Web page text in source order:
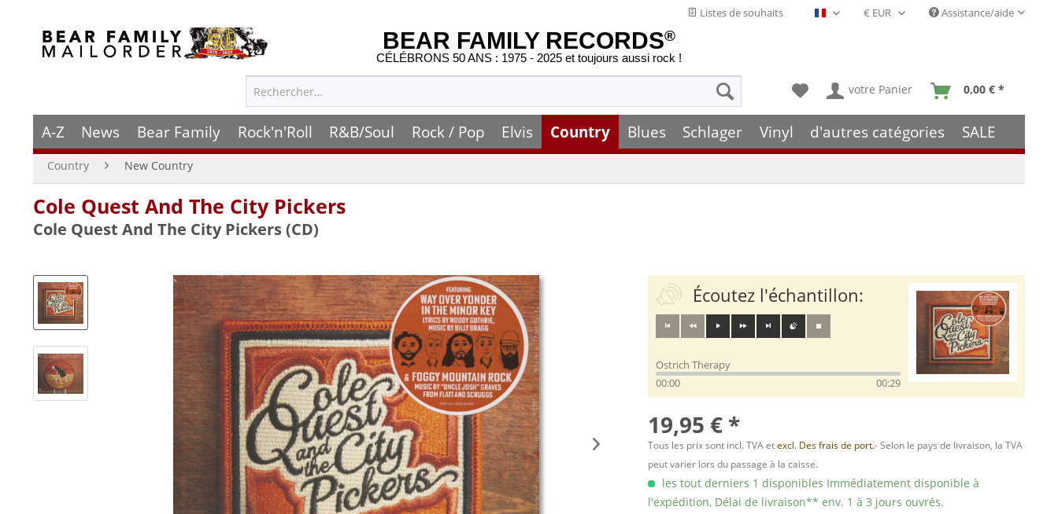
Listes de souhaits Français- FR Assistance/aide
BEAR FAMILY RECORDS®
CÉLÉBRONS 50 ANS : 1975 - 2025 et toujours aussi rock !
votre Panier 0,00 € *
A-Z News Bear Family Rock'n'Roll R&B/Soul Rock / Pop Elvis Country Blues Schlager Vinyl d'autres catégories SALE
Country New Country
Cole Quest And The City Pickers
Cole Quest And The City Pickers (CD)
Écoutez l'échantillon:
Ostrich Therapy
00:00
00:29
19,95 € *
Tous les prix sont incl. TVA etexcl. Des frais de port.- Selon le pays de livraison, la TVA
peut varier lors du passage à la caisse.
les tout derniers 1 disponibles Immédiatement disponible à
l'expédition, Délai de livraison** env. 1 à 3 jours ouvrés.